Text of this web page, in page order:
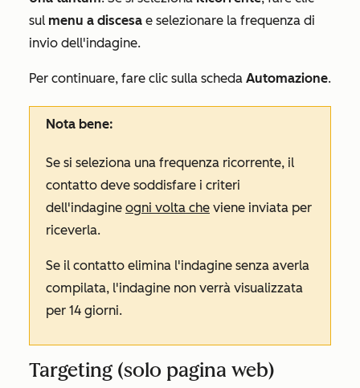
sul menu a discesa e selezionare la frequenza di
invio dell'indagine.
Per continuare, fare clic sulla scheda Automazione.
Nota bene:
Se si seleziona una frequenza ricorrente, il
contatto deve soddisfare i criteri
dell'indagine ogni volta che viene inviata per
riceverla.
Se il contatto elimina l'indagine senza averla
compilata, l'indagine non verrà visualizzata
per 14 giorni.
Targeting (solo pagina web)